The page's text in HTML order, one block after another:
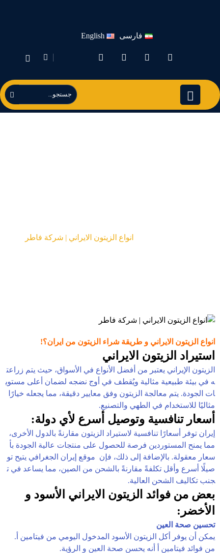
فارسی English
انواع الزيتون الايراني | شركة فاطر
انواع الزيتون الايراني و طريقة شراء الزيتون من ايران؟!
استيراد الزيتون الايراني
الزيتون الإيراني يعتبر من أفضل الأنواع في الأسواق، حيث يتم زراعت
ه في بيئة طبيعية مثالية ويُقطف في أوج نضجه لضمان أعلى مستوي
ات الجودة. يتم معالجة الزيتون وفق معايير دقيقة، مما يجعله خيارًا
مثاليًا للاستخدام في الطهي والتصنيع.
أسعار تنافسية وتوصيل أسرع لأي دولة:
إيران توفر أسعارًا تنافسية لاستيراد الزيتون مقارنةً بالدول الأخرى،
مما يمنح المستوردين فرصة للحصول على منتجات عالية الجودة بأ
سعار معقولة. بالإضافة إلى ذلك، فإن موقع إيران الجغرافي يتيح تو
صيلًا أسرع وأقل تكلفةً مقارنةً بالشحن من الصين، مما يساعد في ت
جنب تكاليف الشحن العالية.
بعض من فوائد الزيتون الايراني الأسود و
الأخضر:
تحسين صحة العين
يمكن أن يوفر أكل الزيتون الأسود المدخول اليومي من فيتامين أ.
من فوائد فيتامين أ أنه يحسن صحة العين و الرؤية.